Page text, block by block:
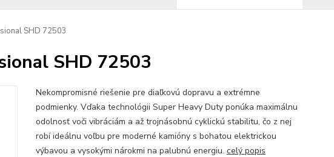
SHD 72503
SHD 72503
Nekompromisné riešenie pre diaľkovú dopravu a extrémne
podmienky. Vďaka technológii Super Heavy Duty ponúka maximálnu
odolnosť voči vibráciám a až trojnásobnú cyklickú stabilitu, čo z nej
robí ideálnu voľbu pre moderné kamióny s bohatou elektrickou
výbavou a vysokými nárokmi na palubnú energiu. celý popis